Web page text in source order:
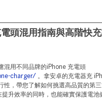
頭混用指南與高階快
混用不同品牌的iPhone 充電頭
charger/ 。拿安卓的充電器充
性，帶您了解如何挑選高品質的第
提升效率的同時，也能確實保護電池